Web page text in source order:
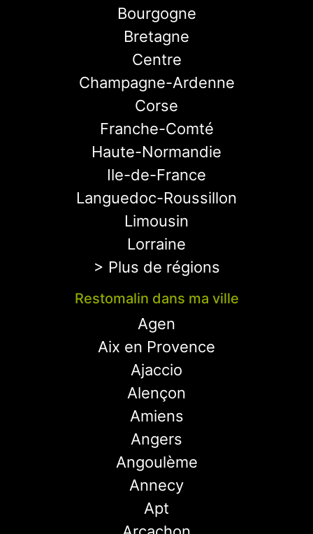
Bourgogne
Bretagne
Centre
Champagne-Ardenne
Corse
Franche-Comté
Haute-Normandie
Ile-de-France
Languedoc-Roussillon
Limousin
Lorraine
> Plus de régions
Restomalin dans ma ville
Agen
Aix en Provence
Ajaccio
Alençon
Amiens
Angers
Angoulème
Annecy
Apt